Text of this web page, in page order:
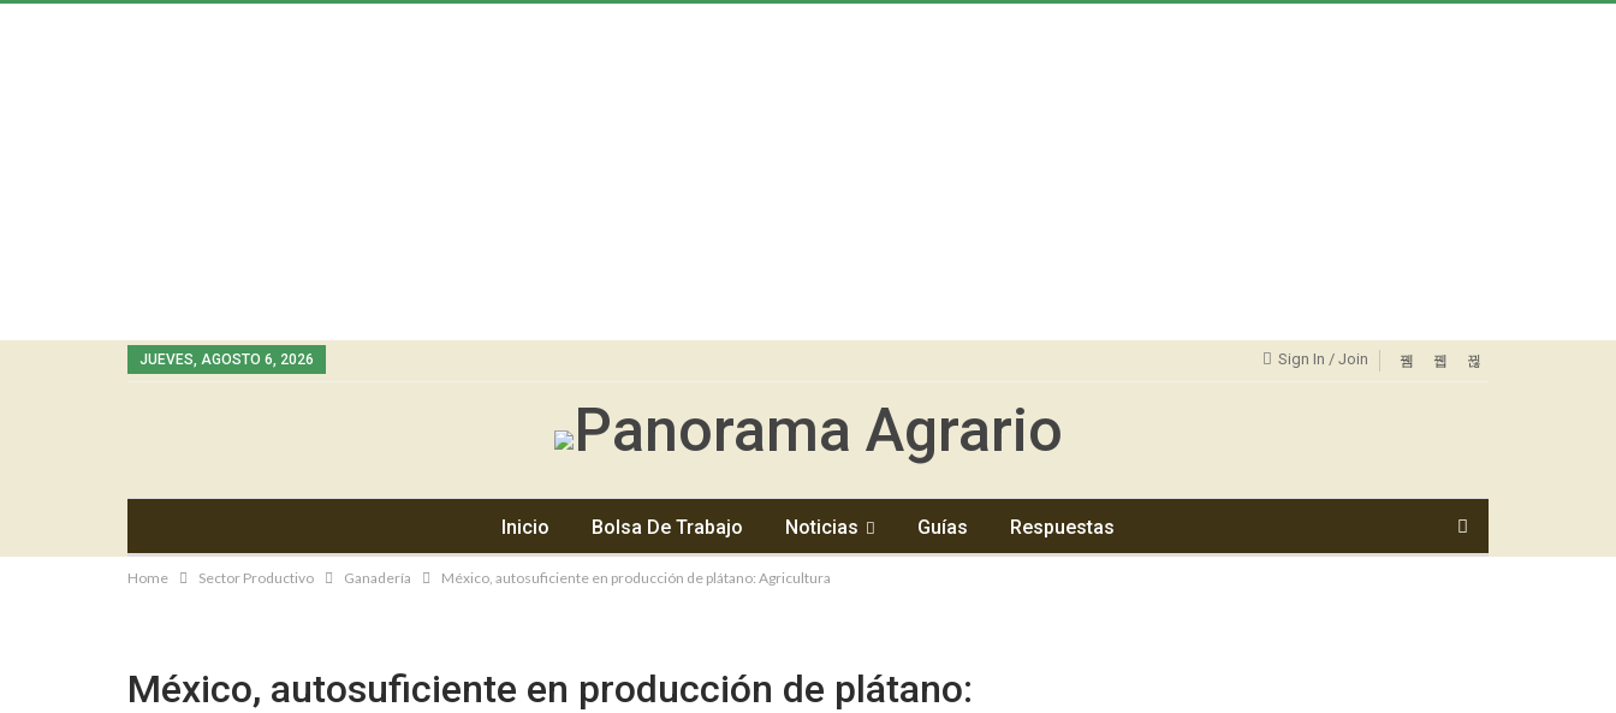
Sign In / Join
JUEVES, AGOSTO 6, 2026
Inicio Bolsa De Trabajo Noticias Guías Respuestas
Home Sector Productivo Ganadería México, autosuficiente en producción de plátano: Agricultura
México, autosuficiente en producción de plátano: